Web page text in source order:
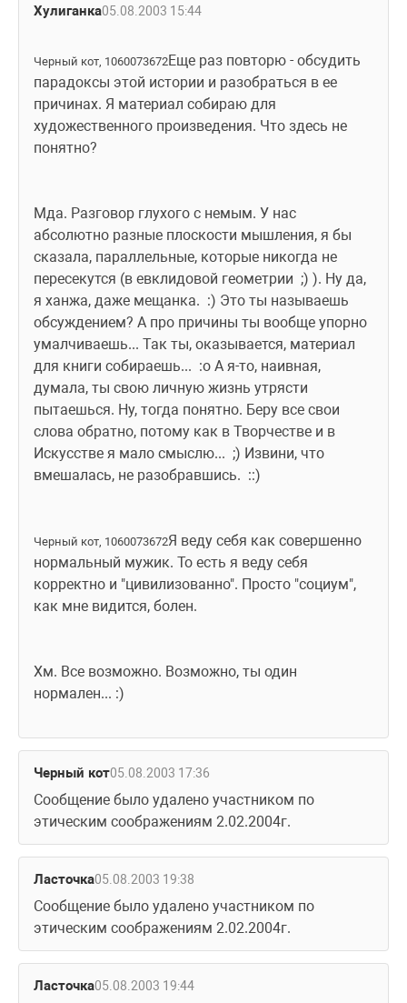
Хулиганка05.08.2003 15:44
Черный кот, 1060073672Еще раз повторю - обсудить
парадоксы этой истории и разобраться в ее
причинах. Я материал собираю для
художественного произведения. Что здесь не
понятно?
Мда. Разговор глухого с немым. У нас
абсолютно разные плоскости мышления, я бы
сказала, параллельные, которые никогда не
пересекутся (в евклидовой геометрии  ;) ). Ну да,
я ханжа, даже мещанка.  :) Это ты называешь
обсуждением? А про причины ты вообще упорно
умалчиваешь... Так ты, оказывается, материал
для книги собираешь...  :o А я-то, наивная,
думала, ты свою личную жизнь утрясти
пытаешься. Ну, тогда понятно. Беру все свои
слова обратно, потому как в Творчестве и в
Искусстве я мало смыслю...  ;) Извини, что
вмешалась, не разобравшись.  ::)
Черный кот, 1060073672Я веду себя как совершенно
нормальный мужик. То есть я веду себя
корректно и "цивилизованно". Просто "социум",
как мне видится, болен.
Хм. Все возможно. Возможно, ты один
нормален... :)
Черный кот05.08.2003 17:36
Сообщение было удалено участником по
этическим соображениям 2.02.2004г.
Ласточка05.08.2003 19:38
Сообщение было удалено участником по
этическим соображениям 2.02.2004г.
Ласточка05.08.2003 19:44